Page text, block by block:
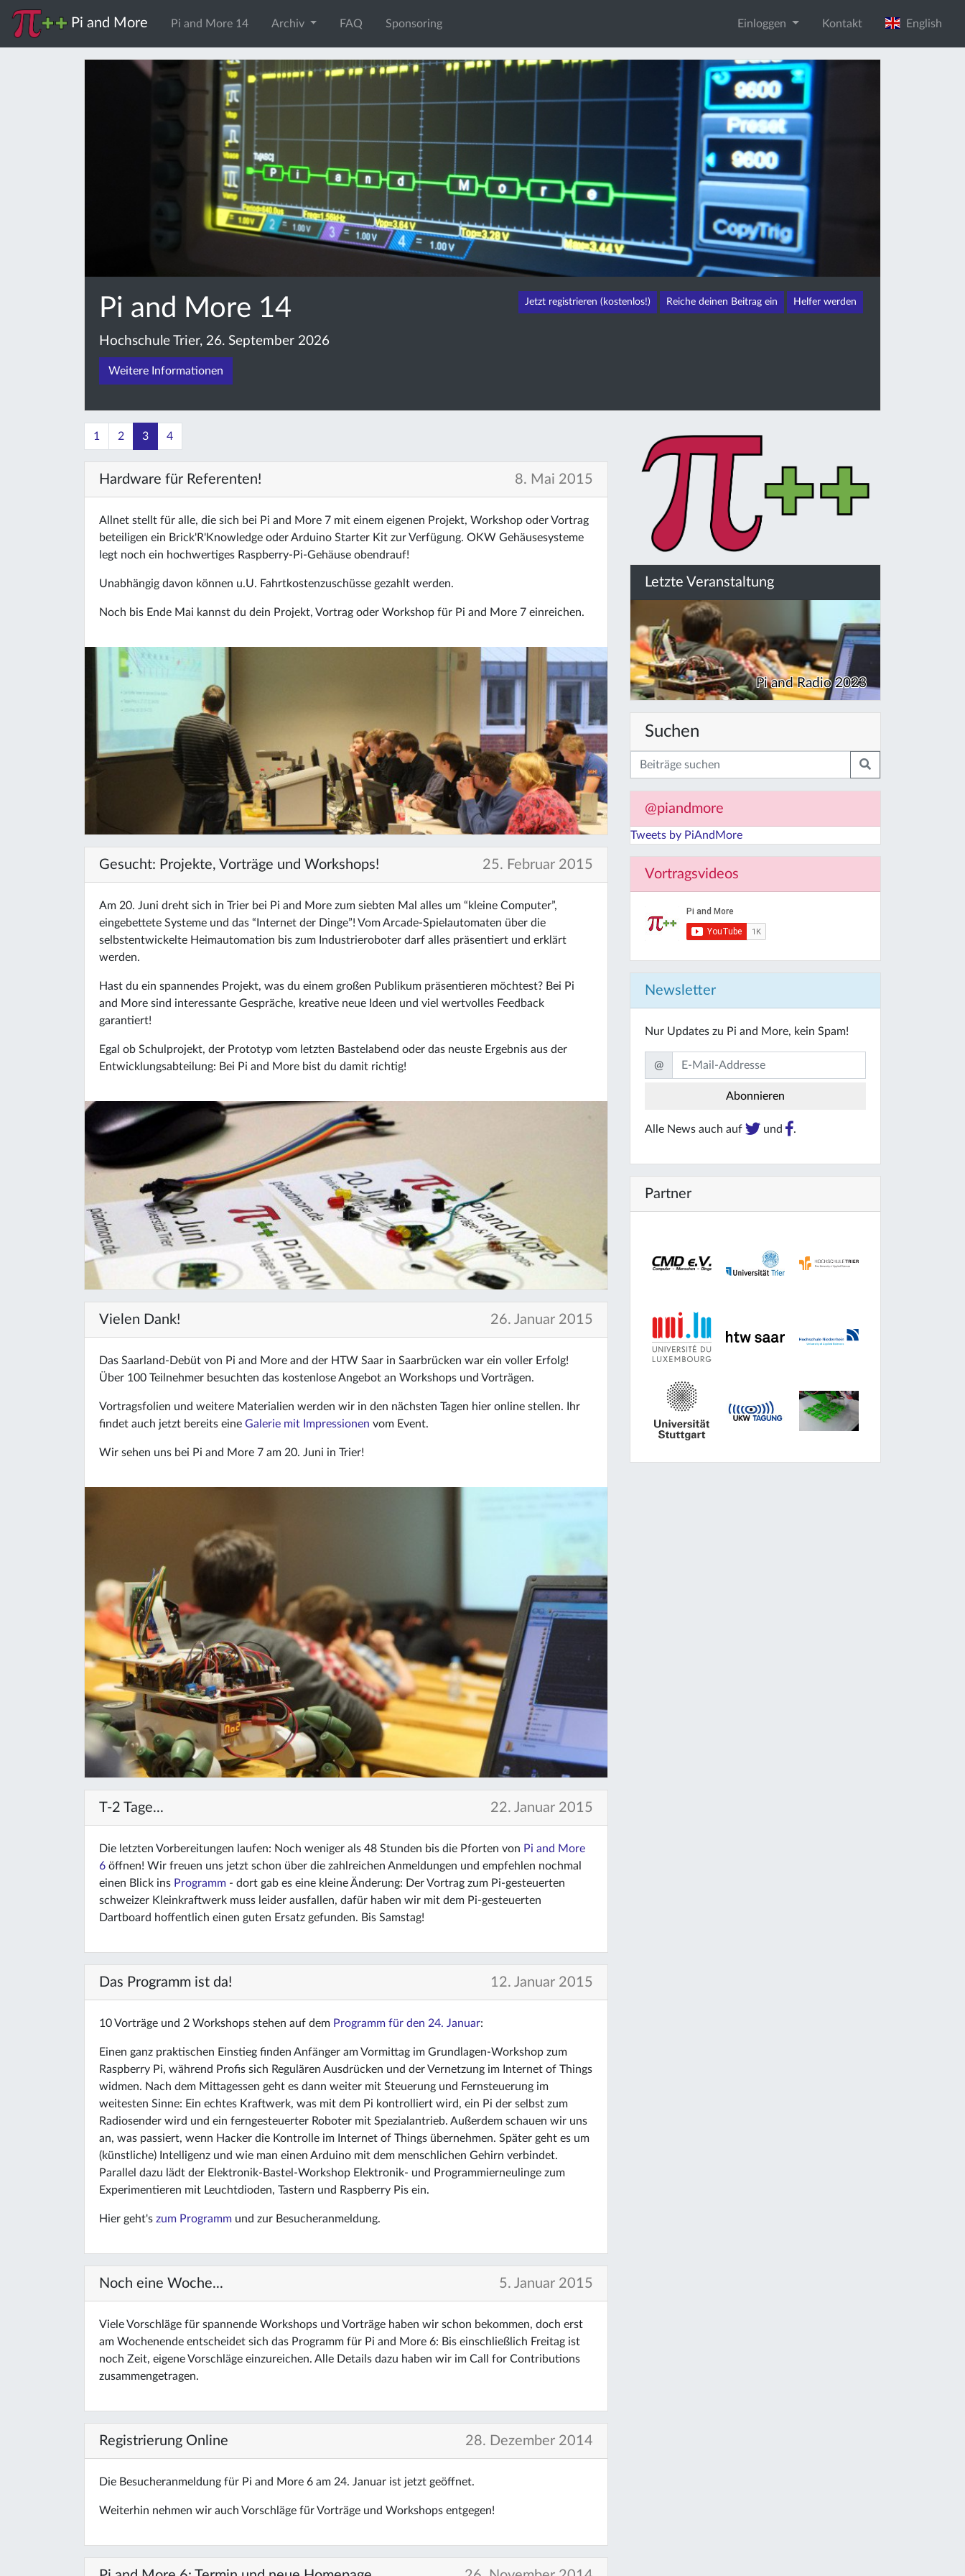
Pi and More Pi and More 14 Archiv FAQ Sponsoring Einloggen Kontakt English
Pi and More 14 Jetzt registrieren (kostenlos!) Reiche deinen Beitrag ein Helfer werden
Hochschule Trier, 26. September 2026
Weitere Informationen
1 2 3 4
Hardware für Referenten! 8. Mai 2015
Allnet stellt für alle, die sich bei Pi and More 7 mit einem eigenen Projekt, Workshop oder Vortrag
beteiligen ein Brick'R'Knowledge oder Arduino Starter Kit zur Verfügung. OKW Gehäusesysteme
legt noch ein hochwertiges Raspberry-Pi-Gehäuse obendrauf!
Unabhängig davon können u.U. Fahrtkostenzuschüsse gezahlt werden.
Noch bis Ende Mai kannst du dein Projekt, Vortrag oder Workshop für Pi and More 7 einreichen.
Gesucht: Projekte, Vorträge und Workshops! 25. Februar 2015
Am 20. Juni dreht sich in Trier bei Pi and More zum siebten Mal alles um “kleine Computer”,
eingebettete Systeme und das “Internet der Dinge”! Vom Arcade-Spielautomaten über die
selbstentwickelte Heimautomation bis zum Industrieroboter darf alles präsentiert und erklärt
werden.
Hast du ein spannendes Projekt, was du einem großen Publikum präsentieren möchtest? Bei Pi
and More sind interessante Gespräche, kreative neue Ideen und viel wertvolles Feedback
garantiert!
Egal ob Schulprojekt, der Prototyp vom letzten Bastelabend oder das neuste Ergebnis aus der
Entwicklungsabteilung: Bei Pi and More bist du damit richtig!
Vielen Dank! 26. Januar 2015
Das Saarland-Debüt von Pi and More and der HTW Saar in Saarbrücken war ein voller Erfolg!
Über 100 Teilnehmer besuchten das kostenlose Angebot an Workshops und Vorträgen.
Vortragsfolien und weitere Materialien werden wir in den nächsten Tagen hier online stellen. Ihr
findet auch jetzt bereits eine Galerie mit Impressionen vom Event.
Wir sehen uns bei Pi and More 7 am 20. Juni in Trier!
T-2 Tage... 22. Januar 2015
Die letzten Vorbereitungen laufen: Noch weniger als 48 Stunden bis die Pforten von Pi and More
6 öffnen! Wir freuen uns jetzt schon über die zahlreichen Anmeldungen und empfehlen nochmal
einen Blick ins Programm - dort gab es eine kleine Änderung: Der Vortrag zum Pi-gesteuerten
schweizer Kleinkraftwerk muss leider ausfallen, dafür haben wir mit dem Pi-gesteuerten
Dartboard hoffentlich einen guten Ersatz gefunden. Bis Samstag!
Das Programm ist da! 12. Januar 2015
10 Vorträge und 2 Workshops stehen auf dem Programm für den 24. Januar:
Einen ganz praktischen Einstieg finden Anfänger am Vormittag im Grundlagen-Workshop zum
Raspberry Pi, während Profis sich Regulären Ausdrücken und der Vernetzung im Internet of Things
widmen. Nach dem Mittagessen geht es dann weiter mit Steuerung und Fernsteuerung im
weitesten Sinne: Ein echtes Kraftwerk, was mit dem Pi kontrolliert wird, ein Pi der selbst zum
Radiosender wird und ein ferngesteuerter Roboter mit Spezialantrieb. Außerdem schauen wir uns
an, was passiert, wenn Hacker die Kontrolle im Internet of Things übernehmen. Später geht es um
(künstliche) Intelligenz und wie man einen Arduino mit dem menschlichen Gehirn verbindet.
Parallel dazu lädt der Elektronik-Bastel-Workshop Elektronik- und Programmierneulinge zum
Experimentieren mit Leuchtdioden, Tastern und Raspberry Pis ein.
Hier geht's zum Programm und zur Besucheranmeldung.
Noch eine Woche... 5. Januar 2015
Viele Vorschläge für spannende Workshops und Vorträge haben wir schon bekommen, doch erst
am Wochenende entscheidet sich das Programm für Pi and More 6: Bis einschließlich Freitag ist
noch Zeit, eigene Vorschläge einzureichen. Alle Details dazu haben wir im Call for Contributions
zusammengetragen.
Registrierung Online 28. Dezember 2014
Die Besucheranmeldung für Pi and More 6 am 24. Januar ist jetzt geöffnet.
Weiterhin nehmen wir auch Vorschläge für Vorträge und Workshops entgegen!
Letzte Veranstaltung
Pi and Radio 2023
Suchen
@piandmore
Tweets by PiAndMore
Vortragsvideos
Newsletter
Nur Updates zu Pi and More, kein Spam!
@
Alle News auch auf und .
Partner